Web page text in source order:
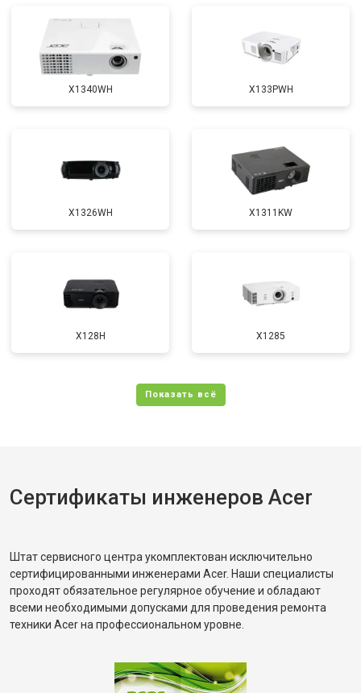
X1340WH X133PWH
X1326WH X1311KW
X128H X1285
Сертификаты инженеров Acer
Штат сервисного центра укомплектован исключительно
сертифицированными инженерами Acer. Наши специалисты
проходят обязательное регулярное обучение и обладают
всеми необходимыми допусками для проведения ремонта
техники Acer на профессиональном уровне.